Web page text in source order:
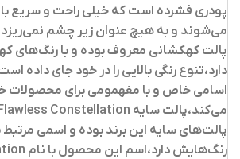
پودری فشرده است که خیلی راحت و سریع
می‌شوند و به هیچ عنوان زیر چشم
پالت کهکشانی معروف بوده و با رنگ‌های
دارد،تنوع رنگی بالایی را در خود جای داده
اسامی خاص و با مفهمومی برای محصولات
می‌کند،پالت سایه Constellation
پالت‌های سایه این برند بوده و اسمی مرتبط
رنگ‌هایش دارد،اسم این محصول با نام